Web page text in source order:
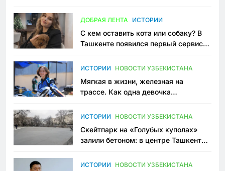
ДОБРАЯ ЛЕНТА ИСТОРИИ
С кем оставить кота или собаку? В
Ташкенте появился первый сервис
ИСТОРИИ НОВОСТИ УЗБЕКИСТАНА
Мягкая в жизни, железная на
трассе. Как одна девочка
Узбекистане
ИСТОРИИ НОВОСТИ УЗБЕКИСТАНА
Скейтпарк на «Голубых куполах»
залили бетоном: в центре Ташкента
пространство
ИСТОРИИ НОВОСТИ УЗБЕКИСТАНА